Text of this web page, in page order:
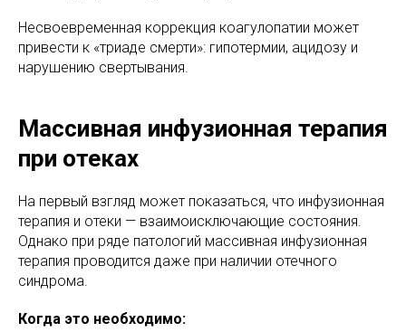
Несвоевременная коррекция коагулопатии может
привести к «триаде смерти»: гипотермии, ацидозу и
нарушению свертывания.
Массивная инфузионная терапия
при отеках
На первый взгляд может показаться, что инфузионная
терапия и отеки — взаимоисключающие состояния.
Однако при ряде патологий массивная инфузионная
терапия проводится даже при наличии отечного
синдрома.
Когда это необходимо: